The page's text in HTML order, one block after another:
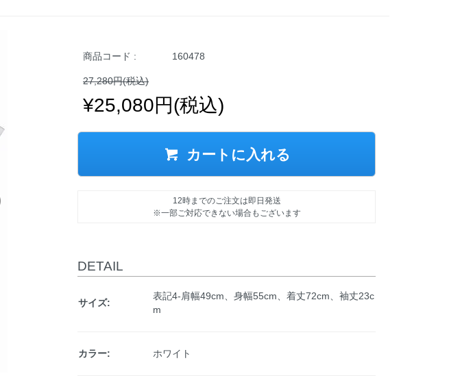
商品コード : 160478
27,280円(税込)
¥25,080円(税込)
カートに入れる
12時までのご注文は即日発送
※一部ご対応できない場合もございます
DETAIL
サイズ:
表記4-肩幅49cm、身幅55cm、着丈72cm、袖丈23c
m
カラー: ホワイト